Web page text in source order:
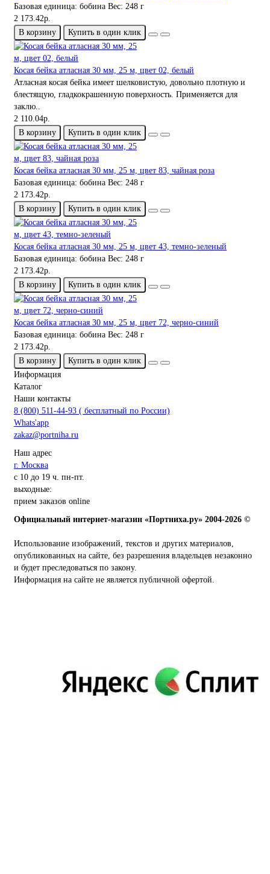
Базовая единица: бобина Вес: 248 г
2 173.42р.
В корзину
Купить в один клик
Косая бейка атласная 30 мм, 25 м, цвет 02, белый
Атласная косая бейка имеет шелковистую, довольно плотную и
блестящую, гладкокрашенную поверхность. Применяется для
заклю..
2 110.04р.
В корзину
Купить в один клик
Косая бейка атласная 30 мм, 25 м, цвет 83, чайная роза
Базовая единица: бобина Вес: 248 г
2 173.42р.
В корзину
Купить в один клик
Косая бейка атласная 30 мм, 25 м, цвет 43, темно-зеленый
Базовая единица: бобина Вес: 248 г
2 173.42р.
В корзину
Купить в один клик
Косая бейка атласная 30 мм, 25 м, цвет 72, черно-синий
Базовая единица: бобина Вес: 248 г
2 173.42р.
В корзину
Купить в один клик
Информация
Каталог
Наши контакты
8 (800) 511-44-93 ( бесплатный по России)
Whats'app
zakaz@portniha.ru
Наш адрес
г. Москва
с 10 до 19 ч. пн-пт.
выходные:
прием заказов online
Официальный интернет-магазин «Портниха.ру» 2004-2026 ©
Использование изображений, текстов и других материалов,
опубликованных на сайте, без разрешения владельцев незаконно
и будет преследоваться по закону.
Информация на сайте не является публичной офертой.